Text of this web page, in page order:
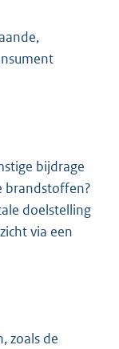
bijdrage
brandstoffen?
doelstelling
via een
zoals de